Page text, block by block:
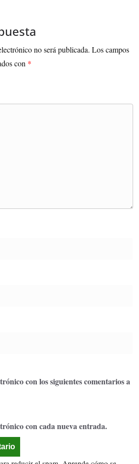
no será publicada. Los campos
con *
con los siguientes comentarios a
con cada nueva entrada.